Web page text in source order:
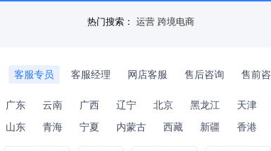
热门搜索： 运营 跨境电商
客服专员 客服经理 网店客服 售后咨询 售前
广东 云南 广西 辽宁 北京 黑龙江 天津
山东 青海 宁夏 内蒙古 西藏 新疆 香港